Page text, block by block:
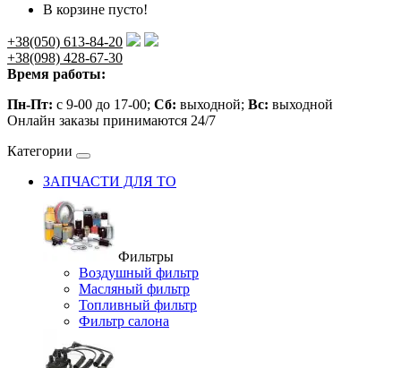
В корзине пусто!
+38(050) 613-84-20
+38(098) 428-67-30
Время работы:
Пн-Пт: с 9-00 до 17-00; Сб: выходной; Вс: выходной
Онлайн заказы принимаются 24/7
Категории
ЗАПЧАСТИ ДЛЯ ТО
Фильтры
Воздушный фильтр
Масляный фильтр
Топливный фильтр
Фильтр салона